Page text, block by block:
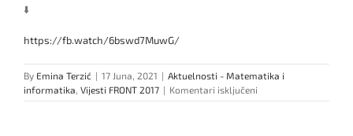
⬇️
https://fb.watch/6bswd7MuwG/
By Emina Terzić | 17 Juna, 2021 | Aktuelnosti - Matematika i
informatika Vijesti FRONT 2017 | Komentari isključeni
Studij